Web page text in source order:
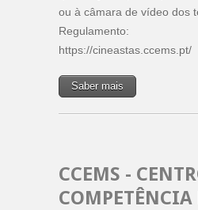
ou à câmara de vídeo dos
Regulamento:
https://cineastas.ccems.pt/
Saber mais
CCEMS -
COMPETÊNCIA